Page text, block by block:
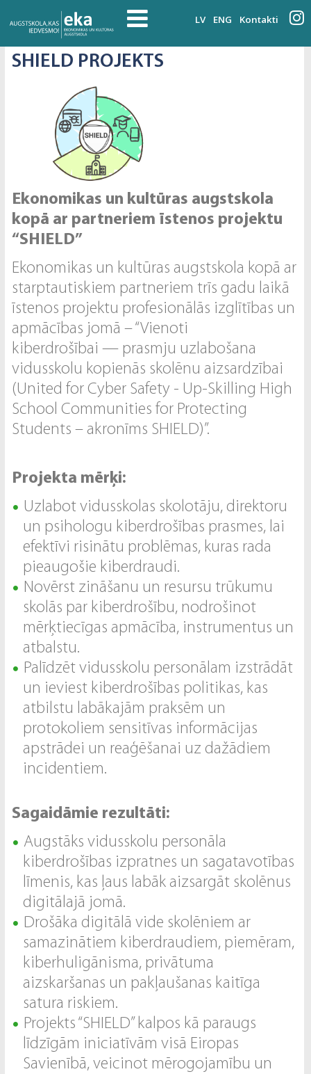
LV ENG Kontakti
SHIELD PROJEKTS
Ekonomikas un kultūras augstskola
kopā ar partneriem īstenos projektu
“SHIELD”
Ekonomikas un kultūras augstskola kopā ar
starptautiskiem partneriem trīs gadu laikā
īstenos projektu profesionālās izglītības un
apmācības jomā – “Vienoti
kiberdrošībai — prasmju uzlabošana
vidusskolu kopienās skolēnu aizsardzībai
(United for Cyber Safety - Up-Skilling High
School Communities for Protecting
Students – akronīms SHIELD)”.
Projekta mērķi:
Uzlabot vidusskolas skolotāju, direktoru
un psihologu kiberdrošības prasmes, lai
efektīvi risinātu problēmas, kuras rada
pieaugošie kiberdraudi.
Novērst zināšanu un resursu trūkumu
skolās par kiberdrošību, nodrošinot
mērķtiecīgas apmācība, instrumentus un
atbalstu.
Palīdzēt vidusskolu personālam izstrādāt
un ieviest kiberdrošības politikas, kas
atbilstu labākajām praksēm un
protokoliem sensitīvas informācijas
apstrādei un reaģēšanai uz dažādiem
incidentiem.
Sagaidāmie rezultāti:
Augstāks vidusskolu personāla
kiberdrošības izpratnes un sagatavotības
līmenis, kas ļaus labāk aizsargāt skolēnus
digitālajā jomā.
Drošāka digitālā vide skolēniem ar
samazinātiem kiberdraudiem, piemēram,
kiberhuligānisma, privātuma
aizskaršanas un pakļaušanas kaitīga
satura riskiem.
Projekts “SHIELD” kalpos kā paraugs
līdzīgām iniciatīvām visā Eiropas
Savienībā, veicinot mērogojamību un